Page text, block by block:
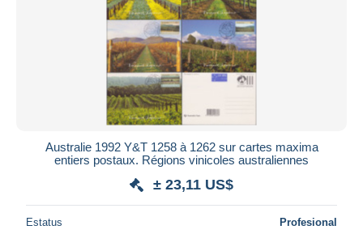
Vinos y Alcoholes
Subastas sin pujas
Casa de subastas
Todas las duraciones
Cerrando dentro
Australie 1992 Y&T 1258 à 1262 sur cartes maxima
entiers postaux. Régions vinicoles australiennes
± 23,11 US$
Estatus Profesional